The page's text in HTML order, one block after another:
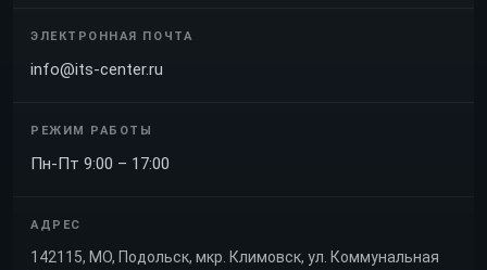
ЭЛЕКТРОННАЯ ПОЧТА
info@its-center.ru
РЕЖИМ РАБОТЫ
Пн-Пт 9:00 – 17:00
АДРЕС
142115, МО, Подольск, мкр. Климовск, ул. Коммунальная